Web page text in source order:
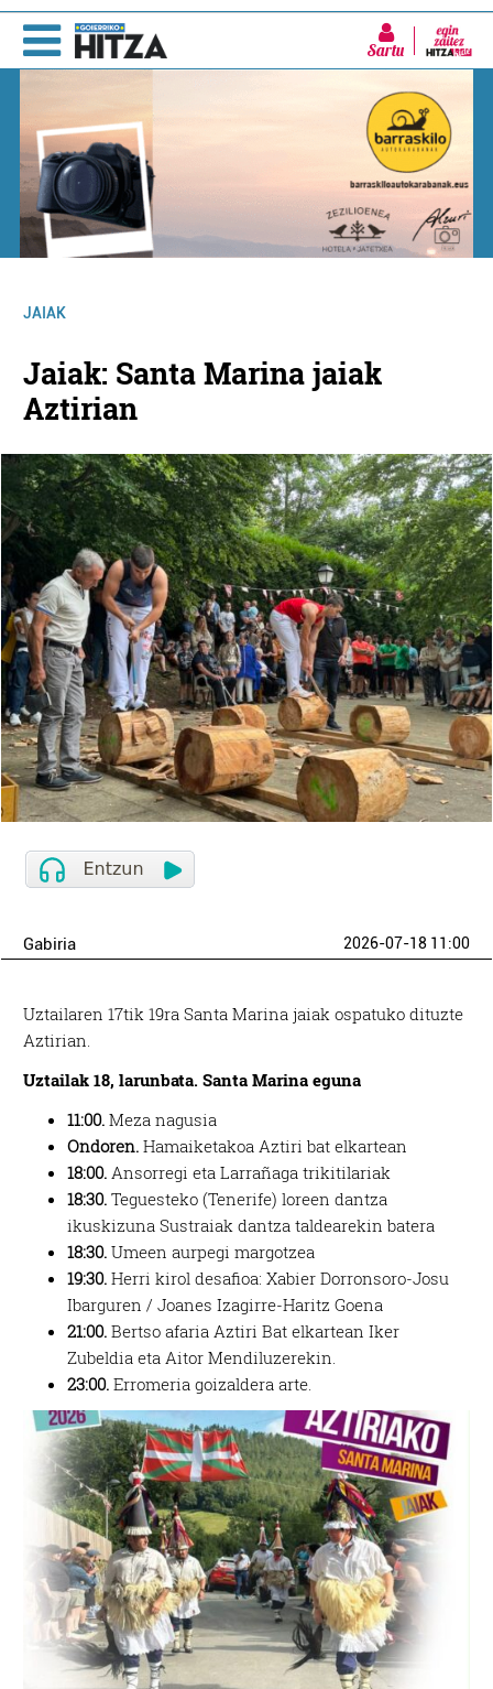
Sartu
JAIAK
Jaiak: Santa Marina jaiak
Aztirian
Gabiria 2026-07-18 11:00
Uztailaren 17tik 19ra Santa Marina jaiak ospatuko dituzte
Aztirian.
Uztailak 18, larunbata. Santa Marina eguna
11:00. Meza nagusia
Ondoren. Hamaiketakoa Aztiri bat elkartean
18:00. Ansorregi eta Larrañaga trikitilariak
18:30. Teguesteko (Tenerife) loreen dantza
ikuskizuna Sustraiak dantza taldearekin batera
18:30. Umeen aurpegi margotzea
19:30. Herri kirol desafioa: Xabier Dorronsoro-Josu
Ibarguren / Joanes Izagirre-Haritz Goena
21:00. Bertso afaria Aztiri Bat elkartean Iker
Zubeldia eta Aitor Mendiluzerekin.
23:00. Erromeria goizaldera arte.